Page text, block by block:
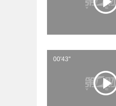
00'43''